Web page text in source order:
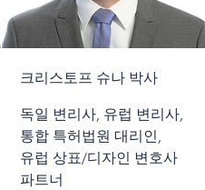
크리스토프 슈나 박사
독일 변리사, 유럽 변리사,
통합 특허법원 대리인,
유럽 상표/디자인 변호사
파트너